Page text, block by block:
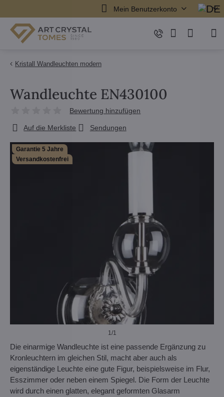
Mein Benutzerkonto
Kristall Wandleuchten modern
Garantie 5 Jahre
Versandkostenfrei
1/1
Wandleuchte EN430100
Bewertung hinzufügen
Auf die Merkliste Sendungen
Die einarmige Wandleuchte ist eine passende Ergänzung zu
Kronleuchtern im gleichen Stil, macht aber auch als
eigenständige Leuchte eine gute Figur, beispielsweise im Flur,
Esszimmer oder neben einem Spiegel. Die Form der Leuchte
wird durch einen glatten, elegant geformten Glasarm